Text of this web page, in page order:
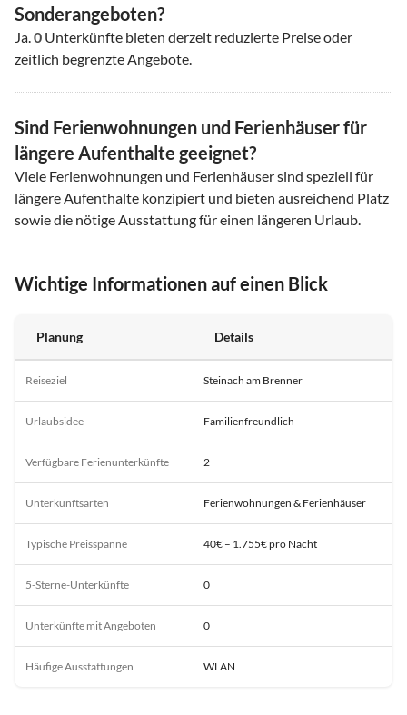
Sonderangeboten?
Ja.0 Unterkünfte bieten derzeit reduzierte Preise oder
zeitlich begrenzte Angebote.
Sind Ferienwohnungen und Ferienhäuser für
längere Aufenthalte geeignet?
Viele Ferienwohnungen und Ferienhäuser sind speziell für
längere Aufenthalte konzipiert und bieten ausreichend Platz
sowie die nötige Ausstattung für einen längeren Urlaub.
Wichtige Informationen auf einen Blick
Planung Details
Reiseziel Steinach am Brenner
Urlaubsidee Familienfreundlich
Verfügbare Ferienunterkünfte 2
Unterkunftsarten Ferienwohnungen & Ferienhäuser
Typische Preisspanne 40€ – 1.755€ pro Nacht
5-Sterne-Unterkünfte 0
Unterkünfte mit Angeboten 0
Häufige Ausstattungen WLAN